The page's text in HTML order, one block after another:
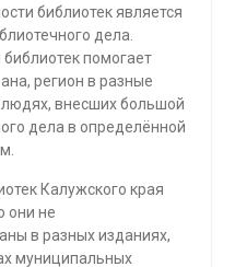
библиотек является
дела.
помогает
регион в разные
внесших большой
дела в определённой
Калужского края
они не
в разных изданиях,
муниципальных